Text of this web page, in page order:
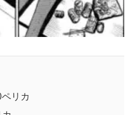
リカ